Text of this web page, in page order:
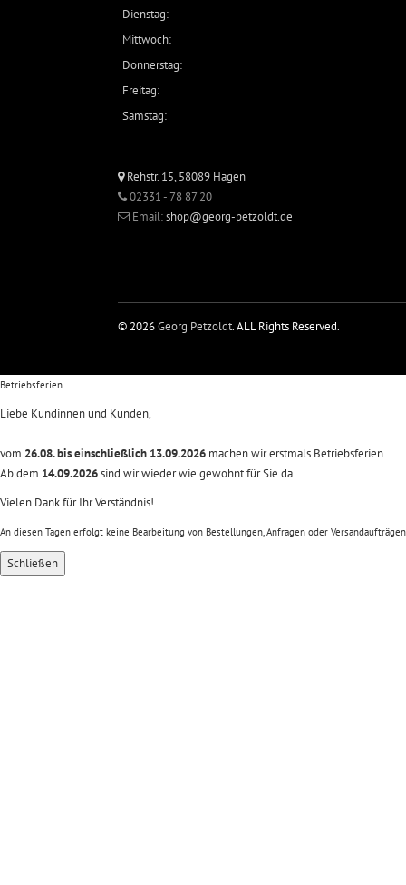
Dienstag:
Mittwoch:
Donnerstag:
Freitag:
Samstag:
Rehstr. 15, 58089 Hagen
02331 - 78 87 20
Email:shop@georg-petzoldt.de
© 2026Georg Petzoldt. ALL Rights Reserved.
Betriebsferien
Liebe Kundinnen und Kunden,
vom 26.08. bis einschließlich 13.09.2026 machen wir erstmals Betriebsferien.
Ab dem 14.09.2026sind wir wieder wie gewohnt für Sie da.
Vielen Dank für Ihr Verständnis!
An diesen Tagen erfolgt keine Bearbeitung von Bestellungen, Anfragen oder
Schließen